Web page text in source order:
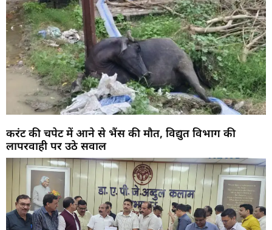
करंट की चपेट में आने से भैंस की मौत, विद्युत विभाग की
लापरवाही पर उठे सवाल